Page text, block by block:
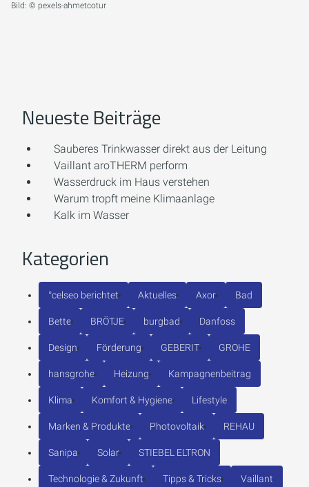
Bild: © pexels-ahmetcotur
Neueste Beiträge
Sauberes Trinkwasser direkt aus der Leitung
Vaillant aroTHERM perform
Wasserdruck im Haus verstehen
Warum tropft meine Klimaanlage
Kalk im Wasser
Kategorien
°celseo berichtet Aktuelles Axor Bad
Bette BRÖTJE burgbad Danfoss
Design Förderung GEBERIT GROHE
hansgrohe Heizung Kampagnenbeitrag
Klima Komfort & Hygiene Lifestyle
Marken & Produkte Photovoltaik REHAU
Sanipa Solar STIEBEL ELTRON
Technologie & Zukunft Tipps & Tricks Vaillant